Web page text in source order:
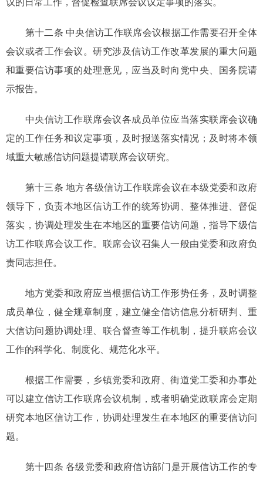
议的日常工作，督促检查联席会议议定事项的落实。
第十二条 中央信访工作联席会议根据工作需要召开全体
会议或者工作会议。研究涉及信访工作改革发展的重大问题
和重要信访事项的处理意见，应当及时向党中央、国务院请
示报告。
中央信访工作联席会议各成员单位应当落实联席会议确
定的工作任务和议定事项，及时报送落实情况；及时将本领
域重大敏感信访问题提请联席会议研究。
第十三条 地方各级信访工作联席会议在本级党委和政府
领导下，负责本地区信访工作的统筹协调、整体推进、督促
落实，协调处理发生在本地区的重要信访问题，指导下级信
访工作联席会议工作。联席会议召集人一般由党委和政府负
责同志担任。
地方党委和政府应当根据信访工作形势任务，及时调整
成员单位，健全规章制度，建立健全信访信息分析研判、重
大信访问题协调处理、联合督查等工作机制，提升联席会议
工作的科学化、制度化、规范化水平。
根据工作需要，乡镇党委和政府、街道党工委和办事处
可以建立信访工作联席会议机制，或者明确党政联席会定期
研究本地区信访工作，协调处理发生在本地区的重要信访问
题。
第十四条 各级党委和政府信访部门是开展信访工作的专